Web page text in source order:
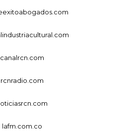
canalrcn.com
rcnradio.com
lafm.com.co